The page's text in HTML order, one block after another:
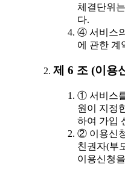
체결단위
다.
④ 서비스
에 관한 계
제 6 조 (이용
① 서비스
원이 지정
하여 가입
② 이용신
친권자(부
이용신청